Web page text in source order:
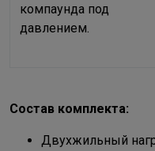
компаунда под
давлением.
Состав комплекта:
Двухжильный